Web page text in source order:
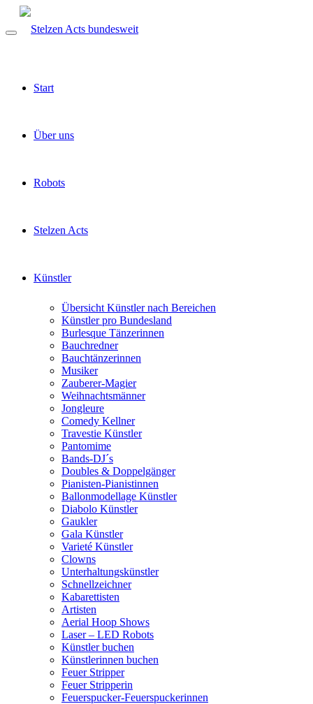
Start
Über uns
Robots
Stelzen Acts
Künstler
Übersicht Künstler nach Bereichen
Künstler pro Bundesland
Burlesque Tänzerinnen
Bauchredner
Bauchtänzerinnen
Musiker
Zauberer-Magier
Weihnachtsmänner
Jongleure
Comedy Kellner
Travestie Künstler
Pantomime
Bands-DJ´s
Doubles & Doppelgänger
Pianisten-Pianistinnen
Ballonmodellage Künstler
Diabolo Künstler
Gaukler
Gala Künstler
Varieté Künstler
Clowns
Unterhaltungskünstler
Schnellzeichner
Kabarettisten
Artisten
Aerial Hoop Shows
Laser – LED Robots
Künstler buchen
Künstlerinnen buchen
Feuer Stripper
Feuer Stripperin
Feuerspucker-Feuerspuckerinnen